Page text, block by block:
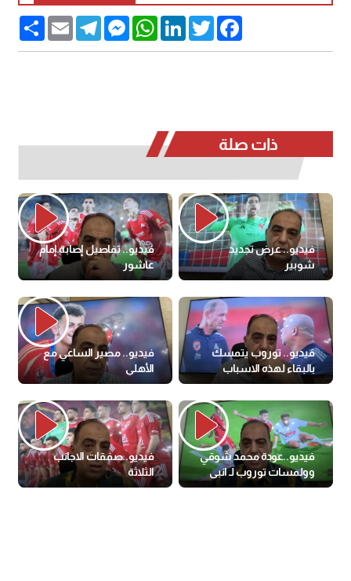
Share Email
TelegramMessengerWhatsAppLinkedInTwitter
Facebook
ذات صلة
فيديو.. عرض تجديد
شوبير
فيديو.. تفاصيل إصابة إمام
عاشور
فيديو.. توروب يتمسك
بالبقاء لهذه الاسباب
فيديو.. مصير الساعي مع
الأهلي
فيديو..عودة محمد شوقي
وولمسات توروب لـ انبى
فيديو..صفقات الاجانب
الثلاثة